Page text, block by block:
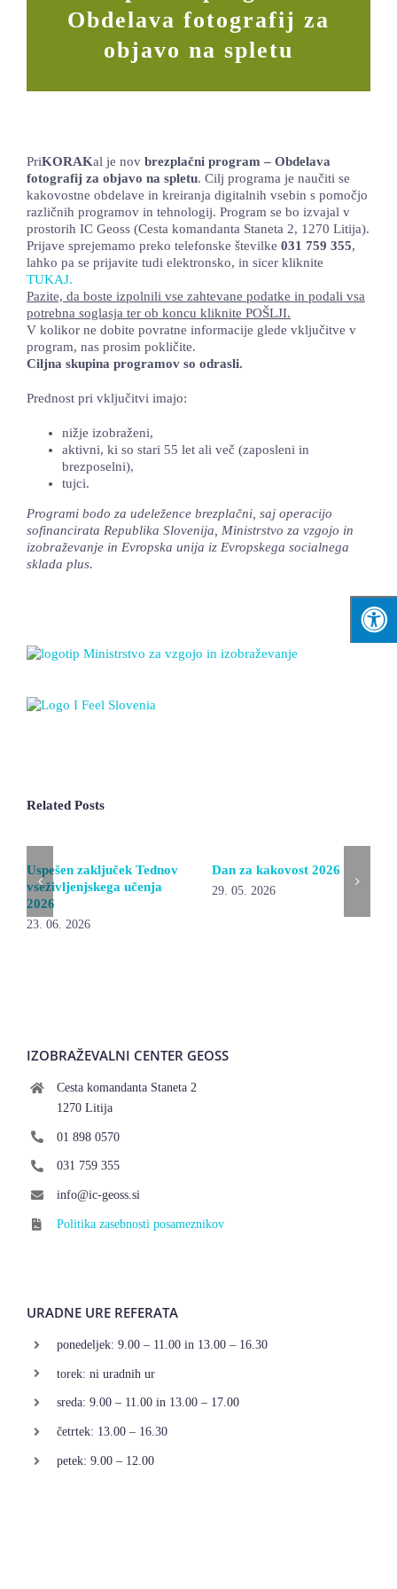
LOKALNA TOČKA SVOS
KNJIŽNICA
Obdelava fotografij za
objavo na spletu
PriKORAKal je nov brezplačni program – Obdelava
fotografij za objavo na spletu. Cilj programa je naučiti se
kakovostne obdelave in kreiranja digitalnih vsebin s pomočjo
različnih programov in tehnologij. Program se bo izvajal v
prostorih IC Geoss (Cesta komandanta Staneta 2, 1270 Litija).
Prijave sprejemamo preko telefonske številke 031 759 355,
lahko pa se prijavite tudi elektronsko, in sicer kliknite
TUKAJ.
Pazite, da boste izpolnili vse zahtevane podatke in podali vsa
potrebna soglasja ter ob koncu kliknite POŠLJI.
V kolikor ne dobite povratne informacije glede vključitve v
program, nas prosim pokličite.
Ciljna skupina programov so odrasli.
Prednost pri vključitvi imajo:
nižje izobraženi,
aktivni, ki so stari 55 let ali več (zaposleni in
brezposelni),
tujci.
Programi bodo za udeležence brezplačni, saj operacijo
sofinancirata Republika Slovenija, Ministrstvo za vzgojo in
izobraževanje in Evropska unija iz Evropskega socialnega
sklada plus.
Related Posts
Uspešen zaključek Tednov
vseživljenjskega učenja
2026
23. 06. 2026
Dan za kakovost 2026
29. 05. 2026
IZOBRAŽEVALNI CENTER GEOSS
Cesta komandanta Staneta 2
1270 Litija
01 898 0570
031 759 355
info@ic-geoss.si
Politika zasebnosti posameznikov
URADNE URE REFERATA
ponedeljek: 9.00 – 11.00 in 13.00 – 16.30
torek: ni uradnih ur
sreda: 9.00 – 11.00 in 13.00 – 17.00
četrtek: 13.00 – 16.30
petek: 9.00 – 12.00